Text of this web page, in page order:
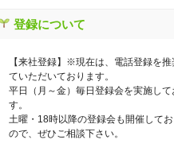
登録について
【来社登録】※現在は、電話登録を推
ていただいております。
平日（月～金）毎日登録会を実施して
す。
土曜・18時以降の登録会も開催して
ので、ぜひご相談下さい。